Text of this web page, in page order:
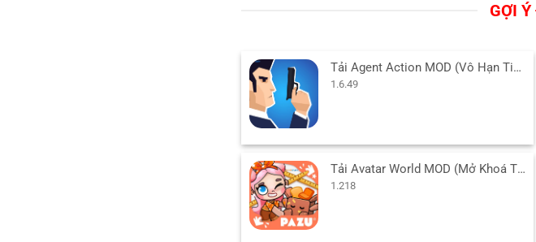
GỢI
Tải Agent Action MOD (Vô Hạn Tiền) v1.6.49 APK cho Android
1.6.49
Tải Avatar World MOD (Mở Khoá Tất Cả) v1.218 APK cho Android
1.218